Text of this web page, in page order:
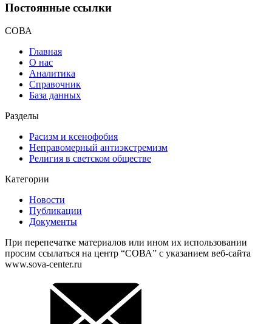
Постоянные ссылки
СОВА
Главная
О нас
Аналитика
Справочник
База данных
Разделы
Расизм и ксенофобия
Неправомерный антиэкстремизм
Религия в светском обществе
Категории
Новости
Публикации
Документы
При перепечатке материалов или ином их использовании
просим ссылаться на центр “СОВА” с указанием веб-сайта
www.sova-center.ru